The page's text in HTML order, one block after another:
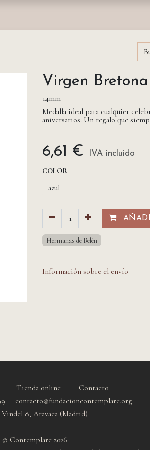
Virgen
14mm
Medalla ideal para cualquier
aniversarios. Un regalo que
6,61 € IVA incluido
COLOR
Hermanas de Belén
Información sobre el envío
Tienda online
Contacto
contacto@fundacioncontemplare.org
8, Aravaca (Madrid)
© Contemplare 2026